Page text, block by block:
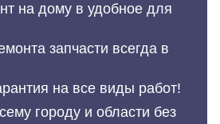
на дому в удобное для
запчасти всегда в
на все виды работ!
городу и области без